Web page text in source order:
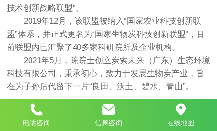
技术创新战略联盟”。
2019年12月，该联盟被纳入“国家农业科技创新联
盟”体系，并正式更名为“国家生物炭科技创新联盟”，目
前联盟内已汇聚了40多家科研院所及企业机构。
2021年5月，陈院士创立炭索未来（广东）生态环境
科技有限公司，秉承初心，致力于发展生物炭产业，旨
在为子孙后代留下一片“良田、沃土、碧水、青山”。
电话咨询 信息咨询 在线地图